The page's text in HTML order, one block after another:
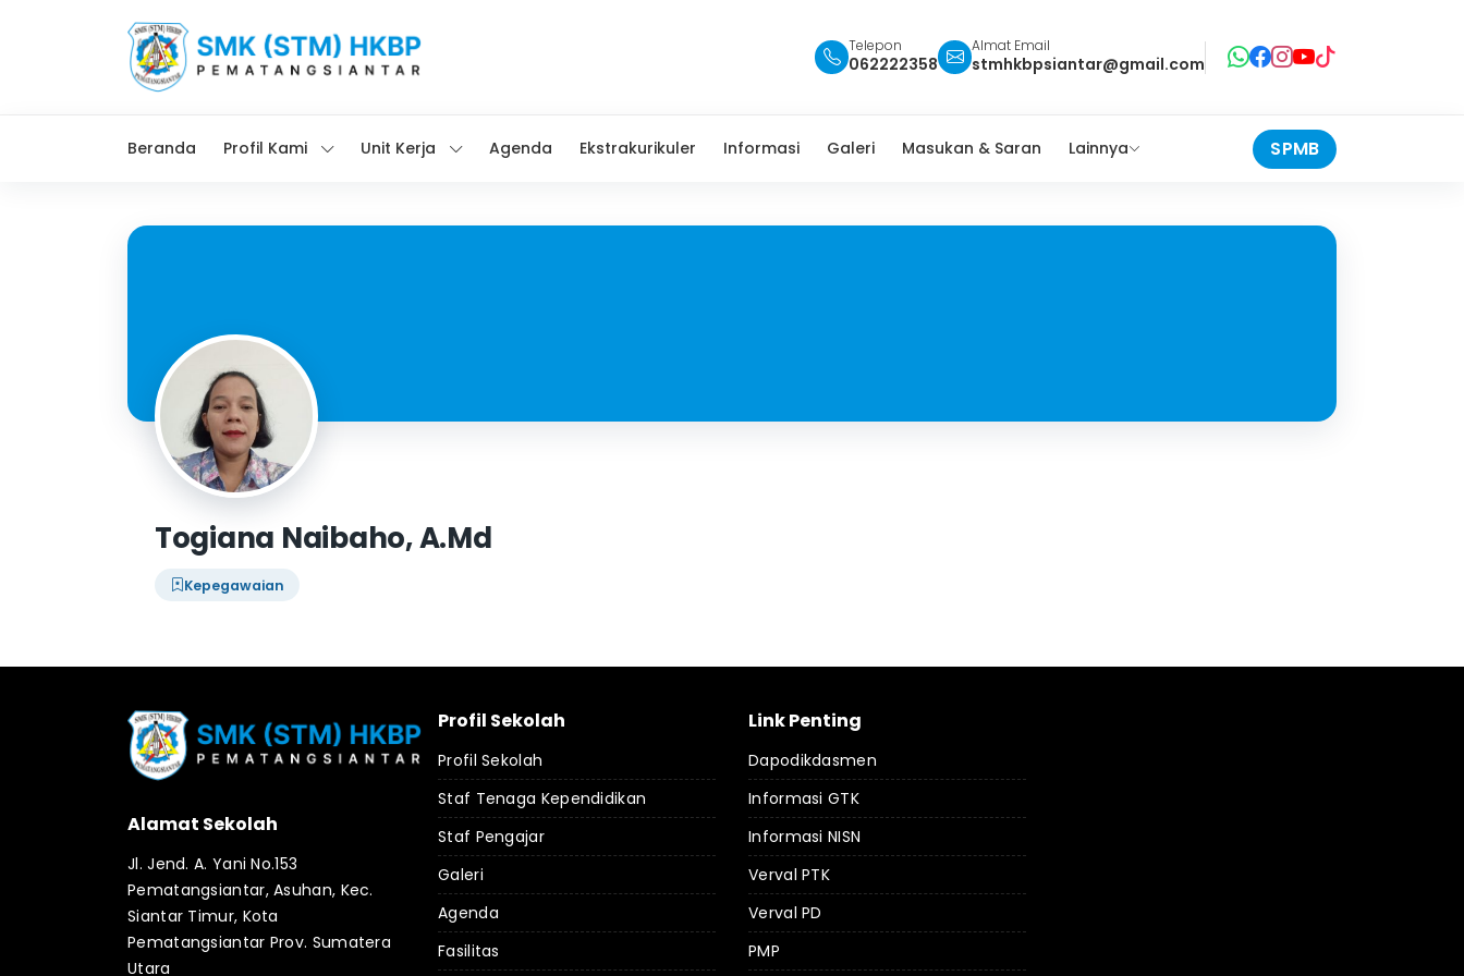
Telepon
062222358
Almat Email
stmhkbpsiantar@gmail.com
Beranda Profil Kami Unit Kerja Agenda Ekstrakurikuler Informasi Galeri Masukan & Saran Lainnya SPMB
Togiana Naibaho, A.Md
Kepegawaian
Alamat Sekolah
Jl. Jend. A. Yani No.153
Pematangsiantar, Asuhan, Kec.
Siantar Timur, Kota
Pematangsiantar Prov. Sumatera
Utara
Profil Sekolah
Profil Sekolah
Staf Tenaga Kependidikan
Staf Pengajar
Galeri
Agenda
Fasilitas
Link Penting
Dapodikdasmen
Informasi GTK
Informasi NISN
Verval PTK
Verval PD
PMP